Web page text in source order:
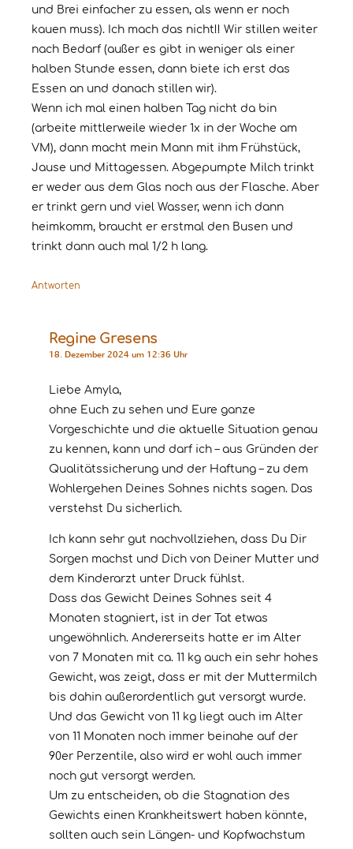
und Brei einfacher zu essen, als wenn er noch
kauen muss). Ich mach das nicht!! Wir stillen weiter
nach Bedarf (außer es gibt in weniger als einer
halben Stunde essen, dann biete ich erst das
Essen an und danach stillen wir).
Wenn ich mal einen halben Tag nicht da bin
(arbeite mittlerweile wieder 1x in der Woche am
VM), dann macht mein Mann mit ihm Frühstück,
Jause und Mittagessen. Abgepumpte Milch trinkt
er weder aus dem Glas noch aus der Flasche. Aber
er trinkt gern und viel Wasser, wenn ich dann
heimkomm, braucht er erstmal den Busen und
trinkt dann auch mal 1/2 h lang.
Antworten
Regine Gresens
18. Dezember 2024 um 12:36 Uhr
Liebe Amyla,
ohne Euch zu sehen und Eure ganze
Vorgeschichte und die aktuelle Situation genau
zu kennen, kann und darf ich – aus Gründen der
Qualitätssicherung und der Haftung – zu dem
Wohlergehen Deines Sohnes nichts sagen. Das
verstehst Du sicherlich.
Ich kann sehr gut nachvollziehen, dass Du Dir
Sorgen machst und Dich von Deiner Mutter und
dem Kinderarzt unter Druck fühlst.
Dass das Gewicht Deines Sohnes seit 4
Monaten stagniert, ist in der Tat etwas
ungewöhnlich. Andererseits hatte er im Alter
von 7 Monaten mit ca. 11 kg auch ein sehr hohes
Gewicht, was zeigt, dass er mit der Muttermilch
bis dahin außerordentlich gut versorgt wurde.
Und das Gewicht von 11 kg liegt auch im Alter
von 11 Monaten noch immer beinahe auf der
90er Perzentile, also wird er wohl auch immer
noch gut versorgt werden.
Um zu entscheiden, ob die Stagnation des
Gewichts einen Krankheitswert haben könnte,
sollten auch sein Längen- und Kopfwachstum